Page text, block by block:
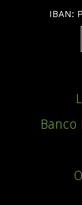
IBAN:
Banco